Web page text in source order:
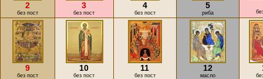
2
без пост
3
без пост
4
без пост
5
риба
9
без пост
10
без пост
11
без пост
12
масло